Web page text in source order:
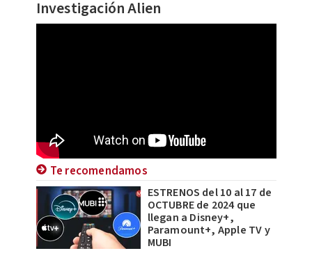
Investigación Alien
Te recomendamos
ESTRENOS del 10 al 17 de
OCTUBRE de 2024 que
llegan a Disney+,
Paramount+, Apple TV y
MUBI